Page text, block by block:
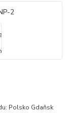
Polsko Gdaňsk